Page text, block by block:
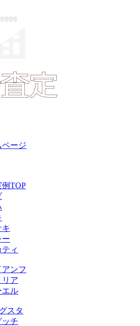
ページ
例TOP
キ
ー
ティ
アンフ
リア
エル
スタ
ッチ